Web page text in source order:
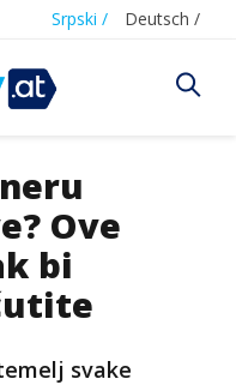
Srpski / Deutsch /
Ove
bi
svake